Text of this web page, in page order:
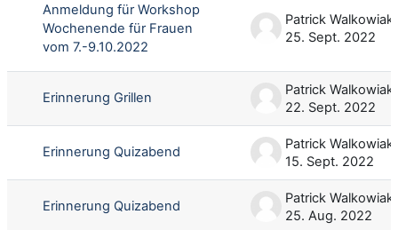
Anmeldung für Workshop
Wochenende für Frauen
vom 7.-9.10.2022
Patrick Walkowiak
25. Sept. 2022
Erinnerung Grillen
Patrick Walkowiak
22. Sept. 2022
Erinnerung Quizabend
Patrick Walkowiak
15. Sept. 2022
Erinnerung Quizabend
Patrick Walkowiak
25. Aug. 2022